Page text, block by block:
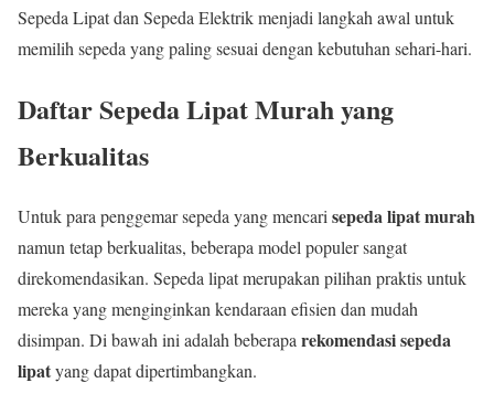
Sepeda Lipat dan Sepeda Elektrik menjadi langkah awal untuk
memilih sepeda yang paling sesuai dengan kebutuhan sehari-hari.
Daftar Sepeda Lipat Murah yang
Berkualitas
Untuk para penggemar sepeda yang mencari sepeda lipat murah
namun tetap berkualitas, beberapa model populer sangat
direkomendasikan. Sepeda lipat merupakan pilihan praktis untuk
mereka yang menginginkan kendaraan efisien dan mudah
disimpan. Di bawah ini adalah beberapa rekomendasi sepeda
lipatyang dapat dipertimbangkan.